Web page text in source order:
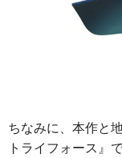
ちなみに、本作と
トライフォース』